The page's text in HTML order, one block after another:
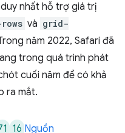
nhất hỗ trợ giá trị
và grid-
năm 2022, Safari đã
trong quá trình phát
cuối năm để có khả
ra mắt.
16 Nguồn